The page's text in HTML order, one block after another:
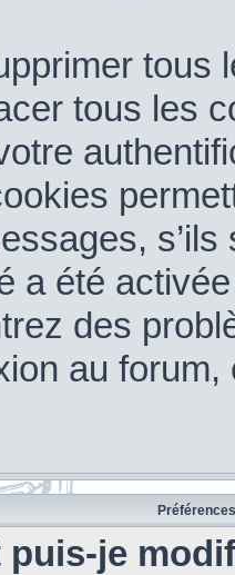
tous les
a été
des
au
puis-je